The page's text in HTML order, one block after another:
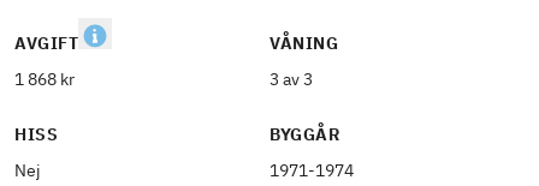
AVGIFT
1 868 kr
VÅNING
3 av 3
HISS
Nej
BYGGÅR
1971-1974